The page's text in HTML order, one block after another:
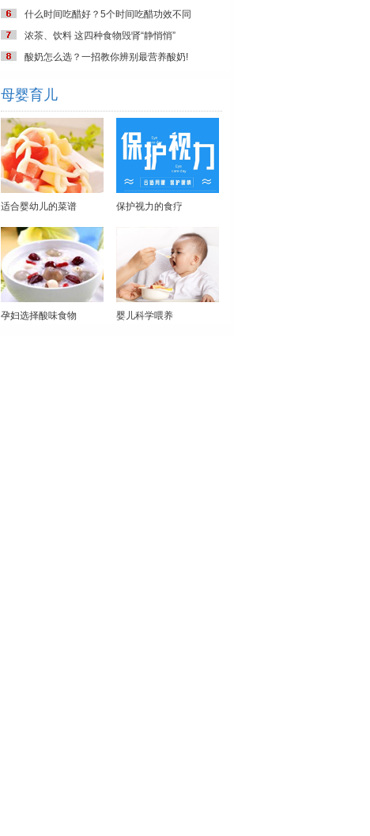
什么时间吃醋好？5个时间吃醋功效不同
浓茶、饮料 这四种食物毁肾“静悄悄”
酸奶怎么选？一招教你辨别最营养酸奶!
母婴育儿
适合婴幼儿的菜谱 保护视力的食疗
孕妇选择酸味食物 婴儿科学喂养